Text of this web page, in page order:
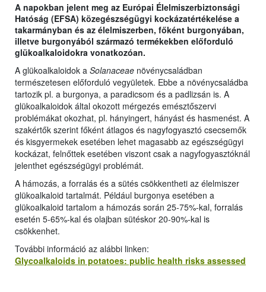
A napokban jelent meg az Európai Élelmiszerbiztonsági
Hatóság (EFSA) közegészségügyi kockázatértékelése a
takarmányban és az élelmiszerben, főként burgonyában,
illetve burgonyából származó termékekben előforduló
glükoalkaloidokra vonatkozóan.
A glükoalkaloidok a Solanaceae növénycsaládban
természetesen előforduló vegyületek. Ebbe a növénycsaládba
tartozik pl. a burgonya, a paradicsom és a padlizsán is. A
glükoalkaloidok által okozott mérgezés emésztőszervi
problémákat okozhat, pl. hányingert, hányást és hasmenést. A
szakértők szerint főként átlagos és nagyfogyasztó csecsemők
és kisgyermekek esetében lehet magasabb az egészségügyi
kockázat, felnőttek esetében viszont csak a nagyfogyasztóknál
jelenthet egészségügyi problémát.
A hámozás, a forralás és a sütés csökkentheti az élelmiszer
glükoalkaloid tartalmát. Például burgonya esetében a
glükoalkaloid tartalom a hámozás során 25-75%-kal, forralás
esetén 5-65%-kal és olajban sütéskor 20-90%-kal is
csökkenhet.
További információ az alábbi linken:
Glycoalkaloids in potatoes: public health risks assessed